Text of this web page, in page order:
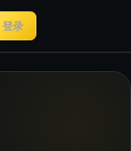
登录